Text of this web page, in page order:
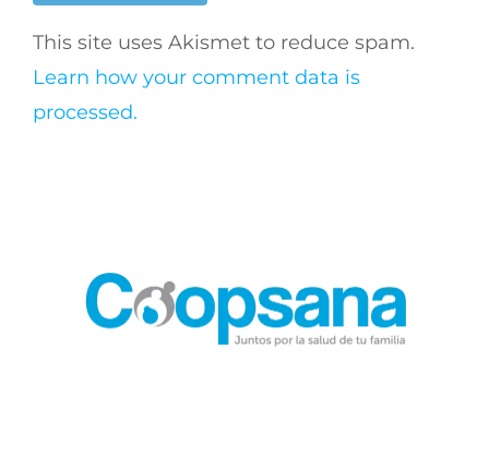
This site uses Akismet to reduce spam.
Learn how your comment data is
processed.